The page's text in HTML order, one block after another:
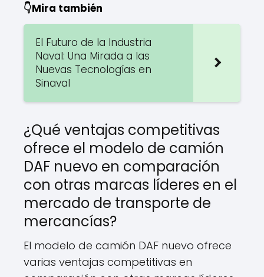
👇Mira también
El Futuro de la Industria
Naval: Una Mirada a las
Nuevas Tecnologías en
Sinaval
¿Qué ventajas competitivas
ofrece el modelo de camión
DAF nuevo en comparación
con otras marcas líderes en el
mercado de transporte de
mercancías?
El modelo de camión DAF nuevo ofrece
varias ventajas competitivas en